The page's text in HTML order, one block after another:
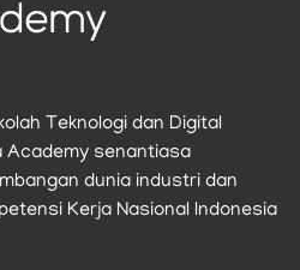
Teknologi dan Digital
Academy senantiasa
dunia industri dan
Kerja Nasional Indonesia